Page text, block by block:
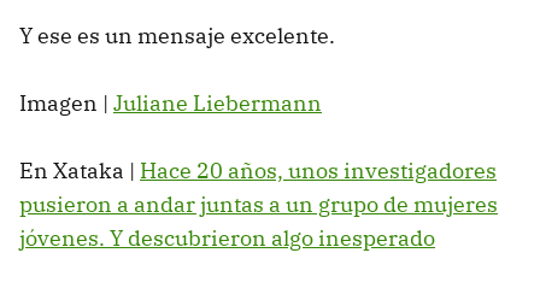
Y ese es un mensaje excelente.
Imagen | Juliane Liebermann
En Xataka | Hace 20 años, unos investigadores
pusieron a andar juntas a un grupo de mujeres
jóvenes. Y descubrieron algo inesperado